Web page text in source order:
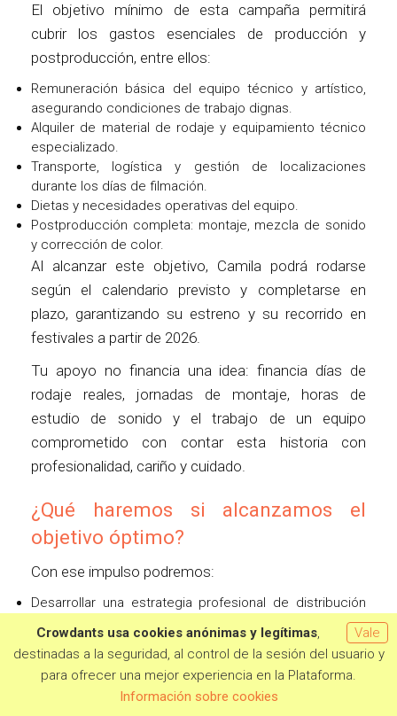
Quiero aportar
El objetivo mínimo de esta campaña permitirá
cubrir los gastos esenciales de producción y
postproducción, entre ellos:
Remuneración básica del equipo técnico y artístico,
asegurando condiciones de trabajo dignas.
Alquiler de material de rodaje y equipamiento técnico
especializado.
Transporte, logística y gestión de localizaciones
durante los días de filmación.
Dietas y necesidades operativas del equipo.
Postproducción completa: montaje, mezcla de sonido
y corrección de color.
Al alcanzar este objetivo, Camila podrá rodarse
según el calendario previsto y completarse en
plazo, garantizando su estreno y su recorrido en
festivales a partir de 2026.
Tu apoyo no financia una idea: financia días de
rodaje reales, jornadas de montaje, horas de
estudio de sonido y el trabajo de un equipo
comprometido con contar esta historia con
profesionalidad, cariño y cuidado.
¿Qué haremos si alcanzamos el
objetivo óptimo?
Con ese impulso podremos:
Desarrollar una estrategia profesional de distribución
en festivales nacionales e internacionales, cubriendo
tasas de inscripción y asesoramiento especializado.
Crear materiales promocionales de alta calidad (tráiler
oficial, póster cinematográfico, pressbook profesional
y piezas para redes).
Vale
Crowdants usa cookies anónimas y legítimas,
destinadas a la seguridad, al control de la sesión del usuario y
para ofrecer una mejor experiencia en la Plataforma.
Información sobre cookies